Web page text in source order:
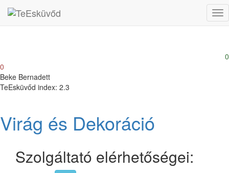
0
0
Beke Bernadett
TeEsküvőd index: 2.3
Virág és Dekoráció
Szolgáltató elérhetőségei: